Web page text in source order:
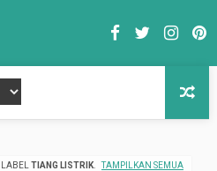
TIANG LISTRIK.
TAMPILKAN SEMUA